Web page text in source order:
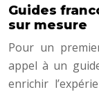
Guides
sur mesure
Pour un
appel à un
enrichir